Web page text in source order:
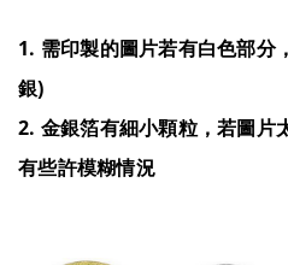
1. 需印製的圖片若有白色部分
銀)
2. 金銀箔有細小顆粒，若圖片
有些許模糊情況